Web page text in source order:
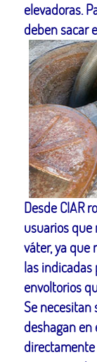
elevadoras.
deben sacar
Desde CIAR
usuarios que
váter, ya que
las indicadas
envoltorios
Se necesitan
deshagan en